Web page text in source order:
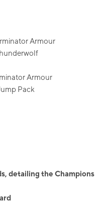
Armour
Armour
Pack
detailing the Champions